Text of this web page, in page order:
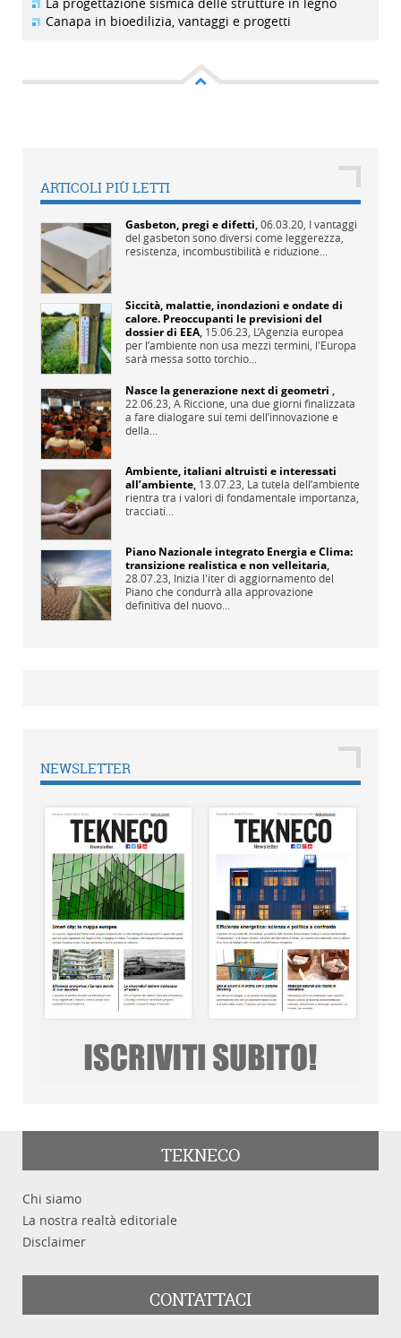
Canapa in bioedilizia, vantaggi e progetti
ARTICOLI PIÙ LETTI
Gasbeton, pregi e difetti,06.03.20, I vantaggi
del gasbeton sono diversi come leggerezza,
resistenza, incombustibilità e riduzione...
Siccità, malattie, inondazioni e ondate di
calore. Preoccupanti le previsioni del
dossier di EEA, 15.06.23, L’Agenzia europea
per l’ambiente non usa mezzi termini, l'Europa
sarà messa sotto torchio...
Nasce la generazione next di geometri ,
22.06.23, A Riccione, una due giorni finalizzata
a fare dialogare sui temi dell’innovazione e
della...
Ambiente, italiani altruisti e interessati
all’ambiente, 13.07.23, La tutela dell’ambiente
rientra tra i valori di fondamentale importanza,
tracciati...
Piano Nazionale integrato Energia e Clima:
transizione realistica e non velleitaria,
28.07.23, Inizia l'iter di aggiornamento del
Piano che condurrà alla approvazione
definitiva del nuovo...
NEWSLETTER
TEKNECO
Chi siamo
La nostra realtà editoriale
Disclaimer
CONTATTACI